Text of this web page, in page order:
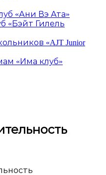
«Ани Вэ Ата»
«Бэйт Гилель
«AJT Junior
«Има клуб»